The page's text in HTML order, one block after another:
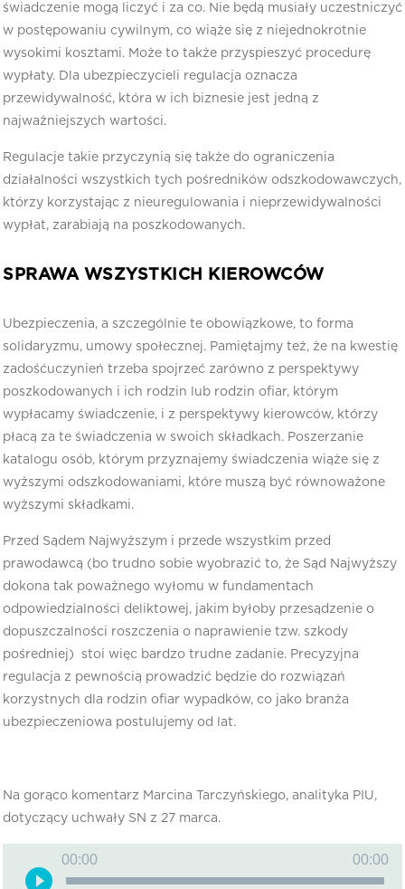
świadczenie mogą liczyć i za co. Nie będą musiały uczestniczyć
w postępowaniu cywilnym, co wiąże się z niejednokrotnie
wysokimi kosztami. Może to także przyspieszyć procedurę
wypłaty. Dla ubezpieczycieli regulacja oznacza
przewidywalność, która w ich biznesie jest jedną z
najważniejszych wartości.
Regulacje takie przyczynią się także do ograniczenia
działalności wszystkich tych pośredników odszkodowawczych,
którzy korzystając z nieuregulowania i nieprzewidywalności
wypłat, zarabiają na poszkodowanych.
SPRAWA WSZYSTKICH KIEROWCÓW
Ubezpieczenia, a szczególnie te obowiązkowe, to forma
solidaryzmu, umowy społecznej. Pamiętajmy też, że na kwestię
zadośćuczynień trzeba spojrzeć zarówno z perspektywy
poszkodowanych i ich rodzin lub rodzin ofiar, którym
wypłacamy świadczenie, i z perspektywy kierowców, którzy
płacą za te świadczenia w swoich składkach. Poszerzanie
katalogu osób, którym przyznajemy świadczenia wiąże się z
wyższymi odszkodowaniami, które muszą być równoważone
wyższymi składkami.
Przed Sądem Najwyższym i przede wszystkim przed
prawodawcą (bo trudno sobie wyobrazić to, że Sąd Najwyższy
dokona tak poważnego wyłomu w fundamentach
odpowiedzialności deliktowej, jakim byłoby przesądzenie o
dopuszczalności roszczenia o naprawienie tzw. szkody
pośredniej) stoi więc bardzo trudne zadanie. Precyzyjna
regulacja z pewnością prowadzić będzie do rozwiązań
korzystnych dla rodzin ofiar wypadków, co jako branża
ubezpieczeniowa postulujemy od lat.
Na gorąco komentarz Marcina Tarczyńskiego, analityka PIU,
dotyczący uchwały SN z 27 marca.
Odtwarzacz
plików
00:00 00:00